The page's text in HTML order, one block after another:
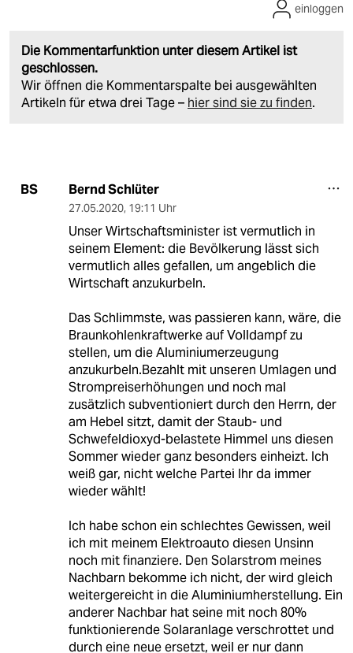
Die Kommentarfunktion unter diesem Artikel ist
geschlossen.
Wir öffnen die Kommentarspalte bei ausgewählten
Artikeln für etwa drei Tage – hier sind sie zu finden.
einloggen
BS Bernd Schlüter
27.05.2020, 19:11 Uhr
Unser Wirtschaftsminister ist vermutlich in
seinem Element: die Bevölkerung lässt sich
vermutlich alles gefallen, um angeblich die
Wirtschaft anzukurbeln.
Das Schlimmste, was passieren kann, wäre, die
Braunkohlenkraftwerke auf Volldampf zu
stellen, um die Aluminiumerzeugung
anzukurbeln.Bezahlt mit unseren Umlagen und
Strompreiserhöhungen und noch mal
zusätzlich subventioniert durch den Herrn, der
am Hebel sitzt, damit der Staub- und
Schwefeldioxyd-belastete Himmel uns diesen
Sommer wieder ganz besonders einheizt. Ich
weiß gar, nicht welche Partei Ihr da immer
wieder wählt!
Ich habe schon ein schlechtes Gewissen, weil
ich mit meinem Elektroauto diesen Unsinn
noch mit finanziere. Den Solarstrom meines
Nachbarn bekomme ich nicht, der wird gleich
weitergereicht in die Aluminiumherstellung. Ein
anderer Nachbar hat seine mit noch 80%
funktionierende Solaranlage verschrottet und
durch eine neue ersetzt, weil er nur dann